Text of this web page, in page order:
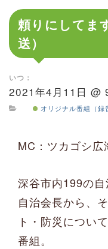
頼りにしてま
送）
いつ：
2021年4月11日 @
オリジナル番組（録
MC：ツカゴシ広
深谷市内199の自
自治会長から、
ト・防災につい
番組。